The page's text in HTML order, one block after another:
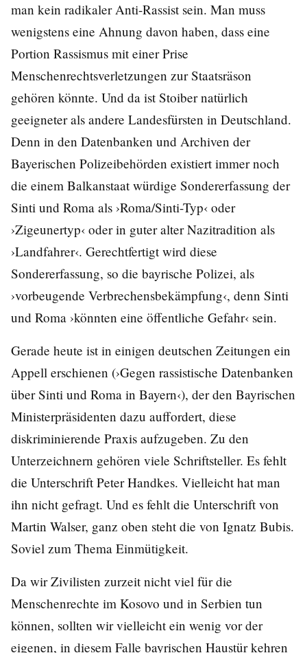
man kein radikaler Anti-Rassist sein. Man muss
wenigstens eine Ahnung davon haben, dass eine
Portion Rassismus mit einer Prise
Menschenrechtsverletzungen zur Staatsräson
gehören könnte. Und da ist Stoiber natürlich
geeigneter als andere Landesfürsten in Deutschland.
Denn in den Datenbanken und Archiven der
Bayerischen Polizeibehörden existiert immer noch
die einem Balkanstaat würdige Sondererfassung der
Sinti und Roma als ›Roma/Sinti-Typ‹ oder
›Zigeunertyp‹ oder in guter alter Nazitradition als
›Landfahrer‹. Gerechtfertigt wird diese
Sondererfassung, so die bayrische Polizei, als
›vorbeugende Verbrechensbekämpfung‹, denn Sinti
und Roma ›könnten eine öffentliche Gefahr‹ sein.
Gerade heute ist in einigen deutschen Zeitungen ein
Appell erschienen (›Gegen rassistische Datenbanken
über Sinti und Roma in Bayern‹), der den Bayrischen
Ministerpräsidenten dazu auffordert, diese
diskriminierende Praxis aufzugeben. Zu den
Unterzeichnern gehören viele Schriftsteller. Es fehlt
die Unterschrift Peter Handkes. Vielleicht hat man
ihn nicht gefragt. Und es fehlt die Unterschrift von
Martin Walser, ganz oben steht die von Ignatz Bubis.
Soviel zum Thema Einmütigkeit.
Da wir Zivilisten zurzeit nicht viel für die
Menschenrechte im Kosovo und in Serbien tun
können, sollten wir vielleicht ein wenig vor der
eigenen, in diesem Falle bayrischen Haustür kehren